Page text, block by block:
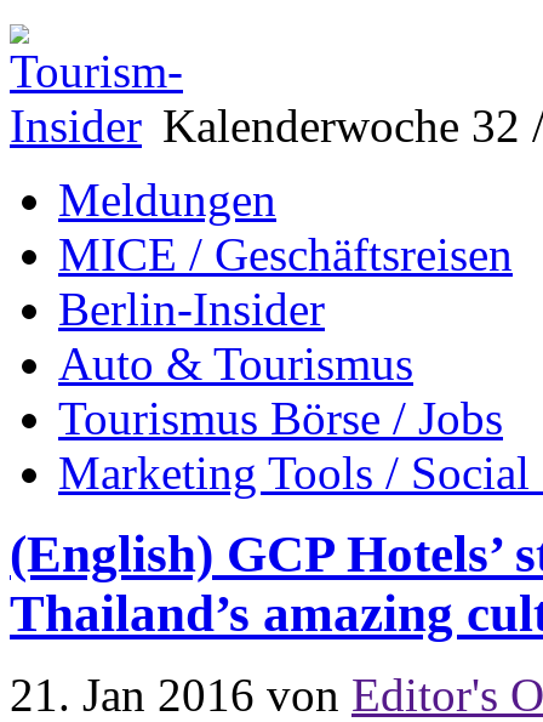
Kalenderwoche 32
Meldungen
MICE / Geschäftsreisen
Berlin-Insider
Auto & Tourismus
Tourismus Börse / Jobs
Marketing Tools /
(English) GCP Hotels’
Thailand’s amazing
21. Jan 2016 von Editor's